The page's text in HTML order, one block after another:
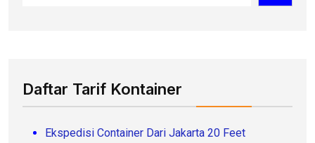
Daftar Tarif Kontainer
Ekspedisi Container Dari Jakarta 20 Feet